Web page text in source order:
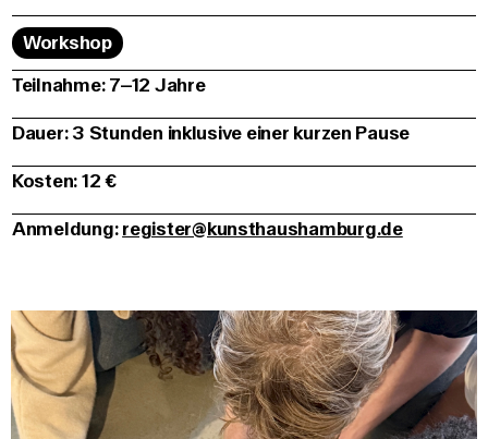
Workshop
Teilnahme: 7–12 Jahre
Dauer: 3 Stunden inklusive einer kurzen Pause
Kosten: 12 €
Anmeldung:register@kunsthaushamburg.de